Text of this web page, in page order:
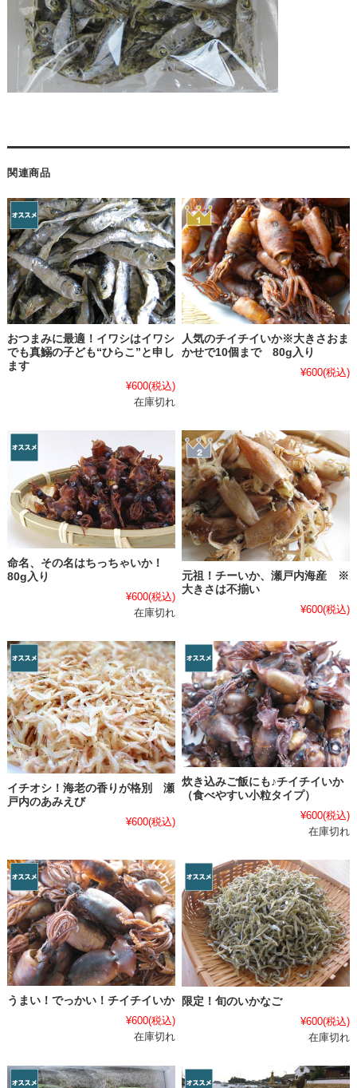
関連商品
おつまみに最適！イワシはイワシ
でも真鰯の子ども“ひらこ”と申し
ます
¥600(税込)
在庫切れ
人気のチイチイいか※大きさおま
かせで10個まで 80g入り
¥600(税込)
命名、その名はちっちゃいか！
80g入り
¥600(税込)
在庫切れ
元祖！チーいか、瀬戸内海産 ※
大きさは不揃い
¥600(税込)
イチオシ！海老の香りが格別 瀬
戸内のあみえび
¥600(税込)
炊き込みご飯にも♪チイチイいか
（食べやすい小粒タイプ）
¥600(税込)
在庫切れ
うまい！でっかい！チイチイいか
¥600(税込)
在庫切れ
限定！旬のいかなご
¥600(税込)
在庫切れ